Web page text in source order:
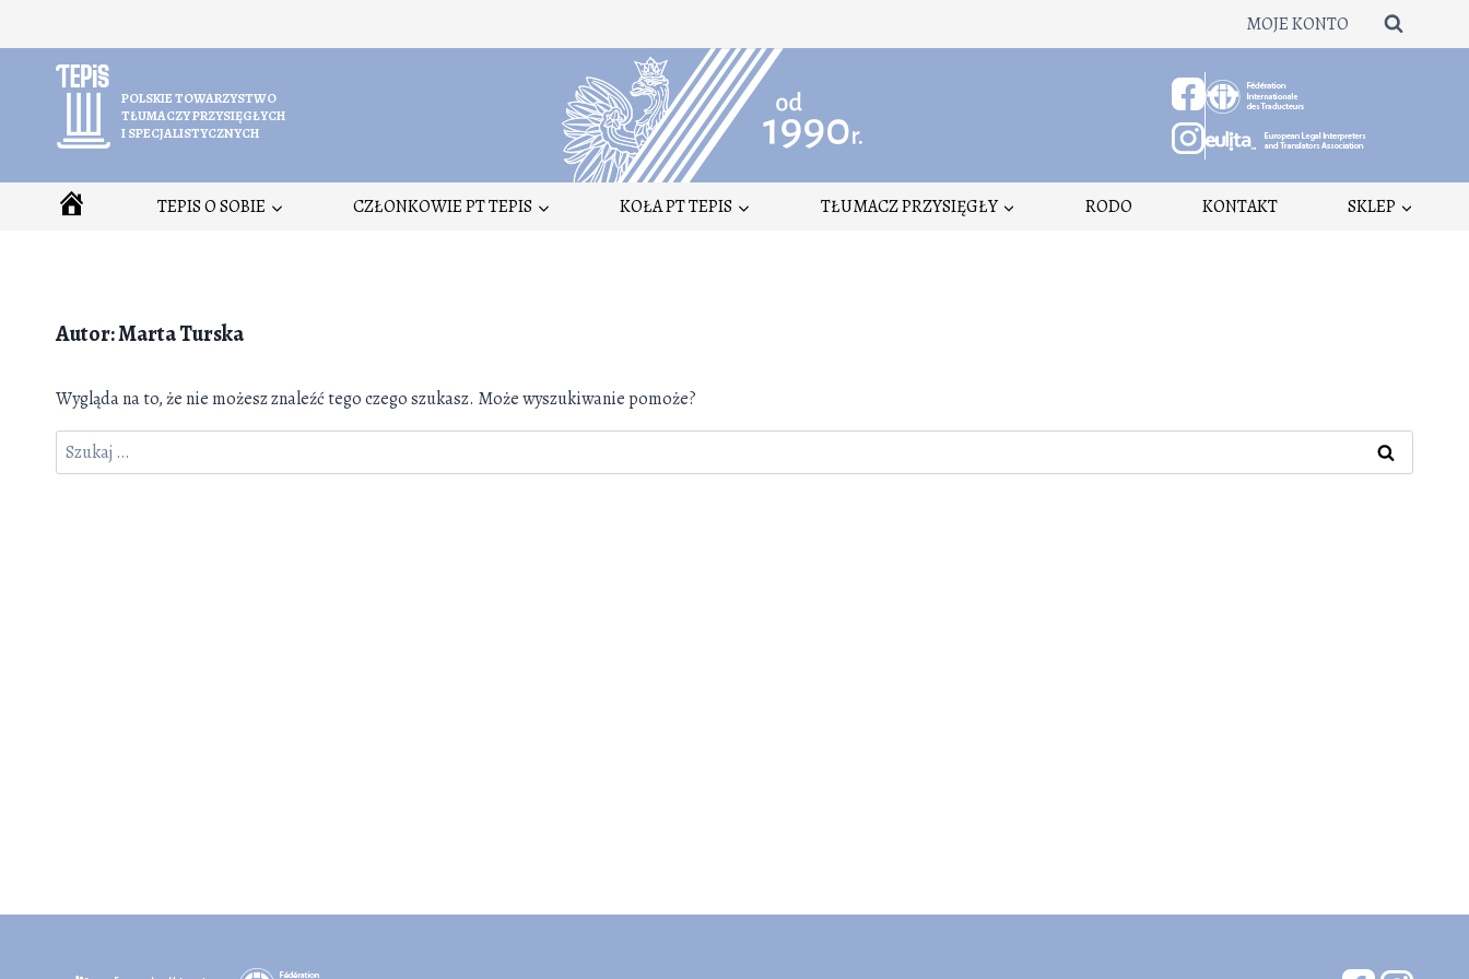
MOJE KONTO
POLSKIE TOWARZYSTWO
TŁUMACZY PRZYSIĘGŁYCH
I SPECJALISTYCZNYCH
TEPIS O SOBIE CZŁONKOWIE PT TEPIS KOŁA PT TEPIS TŁUMACZ PRZYSIĘGŁY RODO KONTAKT SKLEP
Autor: Marta Turska
Wygląda na to, że nie możesz znaleźć tego czego szukasz. Może wyszukiwanie pomoże?
Szukaj: